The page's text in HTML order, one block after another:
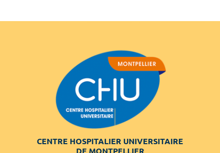
CENTRE HOSPITALIER UNIVERSITAIRE
DE MONTPELLIER